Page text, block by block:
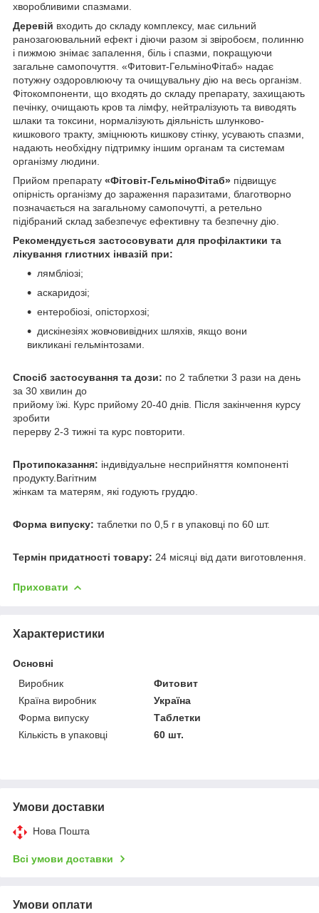
хворобливими спазмами.
Деревій входить до складу комплексу, має сильний
ранозагоювальний ефект і діючи разом зі звіробоєм, полинню
і пижмою знімає запалення, біль і спазми, покращуючи
загальне самопочуття. «Фитовит-ГельміноФітаб» надає
потужну оздоровлюючу та очищувальну дію на весь організм.
Фітокомпоненти, що входять до складу препарату, захищають
печінку, очищають кров та лімфу, нейтралізують та виводять
шлаки та токсини, нормалізують діяльність шлунково-
кишкового тракту, зміцнюють кишкову стінку, усувають спазми,
надають необхідну підтримку іншим органам та системам
організму людини.
Прийом препарату «Фітовіт-ГельміноФітаб» підвищує
опірність організму до зараження паразитами, благотворно
позначається на загальному самопочутті, а ретельно
підібраний склад забезпечує ефективну та безпечну дію.
Рекомендується застосовувати для профілактики та
лікування глистних інвазій при:
лямбліозі;
аскаридозі;
ентеробіозі, опісторхозі;
дискінезіях жовчовивідних шляхів, якщо вони
викликані гельмінтозами.
Спосіб застосування та дози: по 2 таблетки 3 рази на день
за 30 хвилин до
прийому їжі. Курс прийому 20-40 днів. Після закінчення курсу
зробити
перерву 2-3 тижні та курс повторити.
Протипоказання: індивідуальне несприйняття компоненті
продукту.Вагітним
жінкам та матерям, які годують груддю.
Форма випуску: таблетки по 0,5 г в упаковці по 60 шт.
Термін придатності товару: 24 місяці від дати виготовлення.
Приховати
Характеристики
Основні
Виробник
Фитовит
Країна виробник
Україна
Форма випуску
Таблетки
Кількість в упаковці
60 шт.
Умови доставки
Нова Пошта
Всі умови доставки
Умови оплати